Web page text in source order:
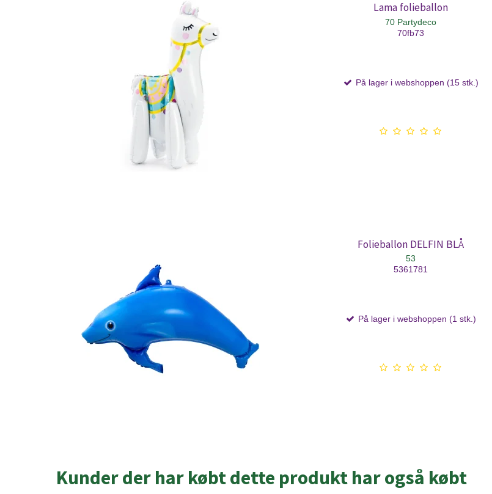
Lama folieballon
70 Partydeco
70fb73
På lager i webshoppen (15 stk.)
Folieballon DELFIN BLÅ
53
5361781
På lager i webshoppen (1 stk.)
Kunder der har købt dette produkt har også købt